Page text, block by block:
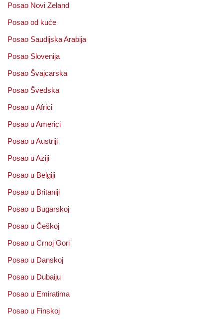
Posao Novi Zeland
Posao od kuće
Posao Saudijska Arabija
Posao Slovenija
Posao Švajcarska
Posao Švedska
Posao u Africi
Posao u Americi
Posao u Austriji
Posao u Aziji
Posao u Belgiji
Posao u Britaniji
Posao u Bugarskoj
Posao u Češkoj
Posao u Crnoj Gori
Posao u Danskoj
Posao u Dubaiju
Posao u Emiratima
Posao u Finskoj